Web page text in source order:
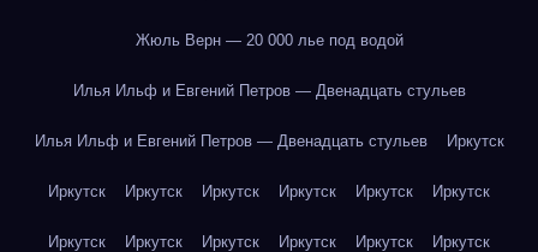
Жюль Верн — 20 000 лье под водой
Илья Ильф и Евгений Петров — Двенадцать стульев
Илья Ильф и Евгений Петров — Двенадцать стульев Иркутск
Иркутск Иркутск Иркутск Иркутск Иркутск Иркутск
Иркутск Иркутск Иркутск Иркутск Иркутск Иркутск